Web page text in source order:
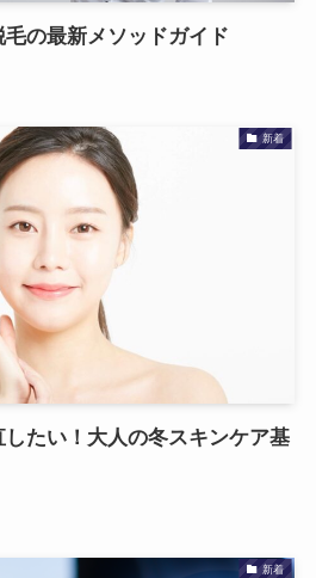
の最新メソッドガイド
新着
たい！大人の冬スキンケア基
新着